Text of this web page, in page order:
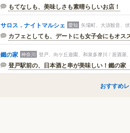
もてなしも、美味しさも素晴らしいお店！
サロス．ナイトマルシェ 愛知 矢場町、大須観音、
カフェとしても、デートにも女子会にもオス
鐵の家 神奈川 登戸、向ケ丘遊園、和泉多摩川 / 居酒屋
登戸駅前の、日本酒と串が美味しい！鐵の家
おすすめ